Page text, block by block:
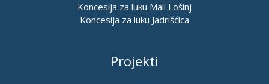
Koncesija za luku Mali Lošinj
Koncesija za luku Jadrišćica
Projekti